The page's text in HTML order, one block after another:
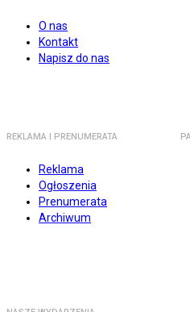
O nas
Kontakt
Napisz do nas
REKLAMA I PRENUMERATA
Reklama
Ogłoszenia
Prenumerata
Archiwum